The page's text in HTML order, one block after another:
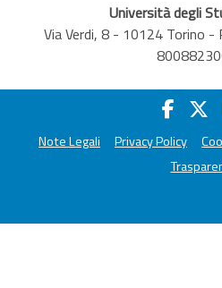
Università degli
Via Verdi, 8 - 10124 Torino -
Note Legali Privacy Policy